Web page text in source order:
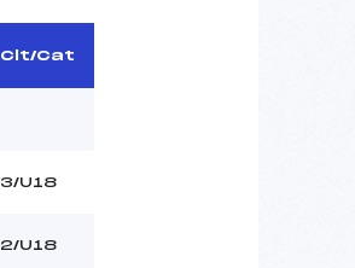
Clt/Cat
3/U18
2/U18